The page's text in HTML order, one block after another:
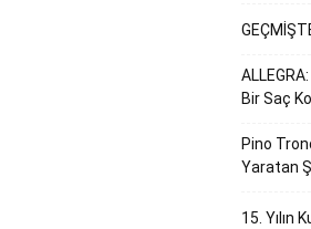
Bir Saç
Pino
Yaratan
15. Yılın